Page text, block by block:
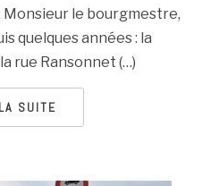
Monsieur le bourgmestre,
quelques années : la
rue Ransonnet (…)
SUITE